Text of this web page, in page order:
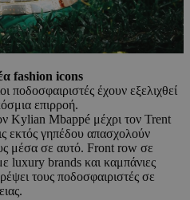
fashion icons
ποδοσφαιριστές έχουν εξελιχθεί
επιρροή.
Kylian Mbappé μέχρι τον Trent
εκτός γηπέδου απασχολούν
μέσα σε αυτό. Front row σε
luxury brands και καμπάνιες
τους ποδοσφαιριστές σε